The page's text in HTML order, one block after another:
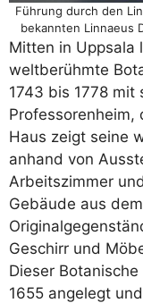
Führung durch den
bekannten Linnaeus
Mitten in Uppsala
weltberühmte
1743 bis 1778 mit
Professorenheim,
Haus zeigt seine
anhand von
Arbeitszimmer
Gebäude aus
Geschirr und
Dieser
1655 angelegt